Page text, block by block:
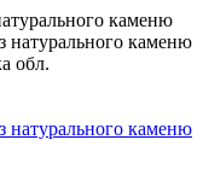
каменю
обл.